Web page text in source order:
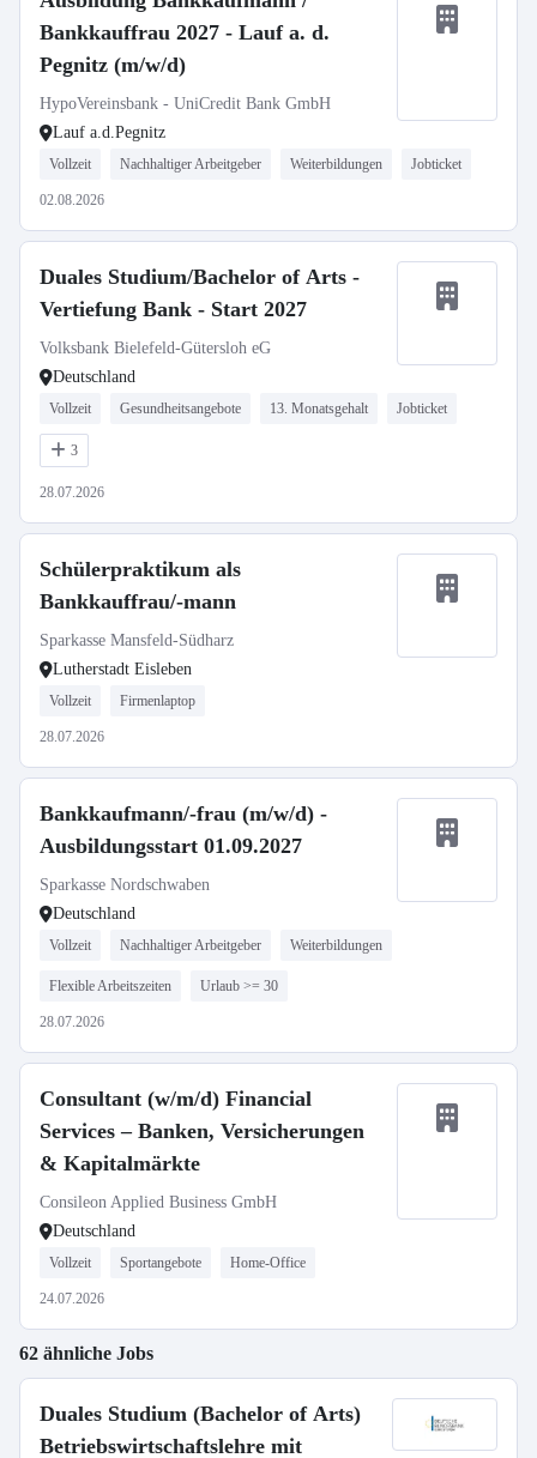
Bankkauffrau 2027 - Lauf a. d.
Pegnitz (m/w/d)
HypoVereinsbank - UniCredit Bank GmbH
Lauf a.d.Pegnitz
Vollzeit Nachhaltiger Arbeitgeber Weiterbildungen Jobticket
02.08.2026
Duales Studium/Bachelor of Arts -
Vertiefung Bank - Start 2027
Volksbank Bielefeld-Gütersloh eG
Deutschland
Vollzeit Gesundheitsangebote 13. Monatsgehalt Jobticket
3
28.07.2026
Schülerpraktikum als
Bankkauffrau/-mann
Sparkasse Mansfeld-Südharz
Lutherstadt Eisleben
Vollzeit Firmenlaptop
28.07.2026
Bankkaufmann/-frau (m/w/d) -
Ausbildungsstart 01.09.2027
Sparkasse Nordschwaben
Deutschland
Vollzeit Nachhaltiger Arbeitgeber Weiterbildungen
Flexible Arbeitszeiten Urlaub >= 30
28.07.2026
Consultant (w/m/d) Financial
Services – Banken, Versicherungen
& Kapitalmärkte
Consileon Applied Business GmbH
Deutschland
Vollzeit Sportangebote Home-Office
24.07.2026
62 ähnliche Jobs
Duales Studium (Bachelor of Arts)
Betriebswirtschaftslehre mit